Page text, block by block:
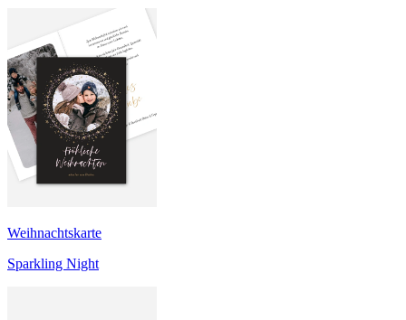
Weihnachtskarte
Sparkling Night